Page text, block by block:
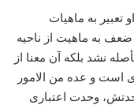
به ماهیات
به ماهیت از ناحیه
نشد بلکه آن معنا از
است و عده من الامور
وحدت اعتباری